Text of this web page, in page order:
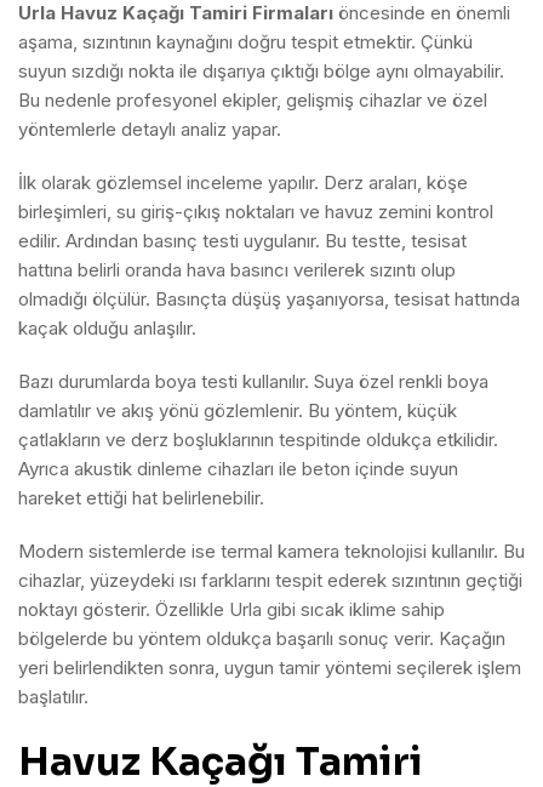
Urla Havuz Kaçağı Tamiri Firmaları öncesinde en önemli
aşama, sızıntının kaynağını doğru tespit etmektir. Çünkü
suyun sızdığı nokta ile dışarıya çıktığı bölge aynı olmayabilir.
Bu nedenle profesyonel ekipler, gelişmiş cihazlar ve özel
yöntemlerle detaylı analiz yapar.
İlk olarak gözlemsel inceleme yapılır. Derz araları, köşe
birleşimleri, su giriş-çıkış noktaları ve havuz zemini kontrol
edilir. Ardından basınç testi uygulanır. Bu testte, tesisat
hattına belirli oranda hava basıncı verilerek sızıntı olup
olmadığı ölçülür. Basınçta düşüş yaşanıyorsa, tesisat hattında
kaçak olduğu anlaşılır.
Bazı durumlarda boya testi kullanılır. Suya özel renkli boya
damlatılır ve akış yönü gözlemlenir. Bu yöntem, küçük
çatlakların ve derz boşluklarının tespitinde oldukça etkilidir.
Ayrıca akustik dinleme cihazları ile beton içinde suyun
hareket ettiği hat belirlenebilir.
Modern sistemlerde ise termal kamera teknolojisi kullanılır. Bu
cihazlar, yüzeydeki ısı farklarını tespit ederek sızıntının geçtiği
noktayı gösterir. Özellikle Urla gibi sıcak iklime sahip
bölgelerde bu yöntem oldukça başarılı sonuç verir. Kaçağın
yeri belirlendikten sonra, uygun tamir yöntemi seçilerek işlem
başlatılır.
Havuz Kaçağı Tamiri